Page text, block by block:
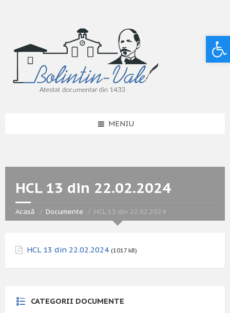
MENIU
HCL 13 din 22.02.2024
Acasă Documente HCL 13 din 22.02.2024
HCL 13 din 22.02.2024 (1017 kB)
CATEGORII DOCUMENTE
Deschide bara de unelte